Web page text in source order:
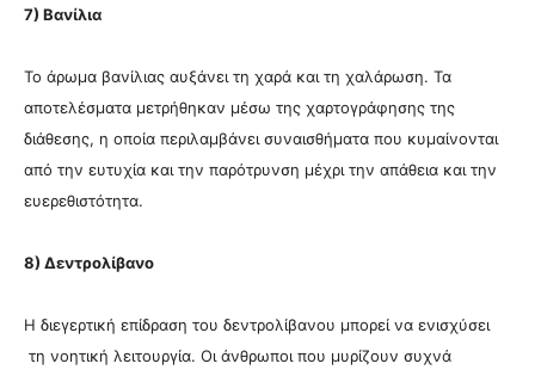
7) Βανίλια
Το άρωμα βανίλιας αυξάνει τη χαρά και τη χαλάρωση. Τα
αποτελέσματα μετρήθηκαν μέσω της χαρτογράφησης της
διάθεσης, η οποία περιλαμβάνει συναισθήματα που κυμαίνονται
από την ευτυχία και την παρότρυνση μέχρι την απάθεια και την
ευερεθιστότητα.
8) Δεντρολίβανο
Η διεγερτική επίδραση του δεντρολίβανου μπορεί να ενισχύσει
τη νοητική λειτουργία. Οι άνθρωποι που μυρίζουν συχνά